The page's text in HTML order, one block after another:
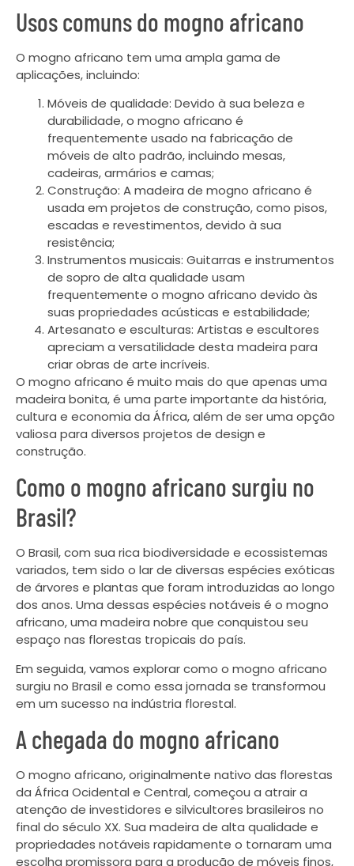
Usos comuns do mogno africano
O mogno africano tem uma ampla gama de
aplicações, incluindo:
Móveis de qualidade: Devido à sua beleza e
durabilidade, o mogno africano é
frequentemente usado na fabricação de
móveis de alto padrão, incluindo mesas,
cadeiras, armários e camas;
Construção: A madeira de mogno africano é
usada em projetos de construção, como pisos,
escadas e revestimentos, devido à sua
resistência;
Instrumentos musicais: Guitarras e instrumentos
de sopro de alta qualidade usam
frequentemente o mogno africano devido às
suas propriedades acústicas e estabilidade;
Artesanato e esculturas: Artistas e escultores
apreciam a versatilidade desta madeira para
criar obras de arte incríveis.
O mogno africano é muito mais do que apenas uma
madeira bonita, é uma parte importante da história,
cultura e economia da África, além de ser uma opção
valiosa para diversos projetos de design e
construção.
Como o mogno africano surgiu no
Brasil?
O Brasil, com sua rica biodiversidade e ecossistemas
variados, tem sido o lar de diversas espécies exóticas
de árvores e plantas que foram introduzidas ao longo
dos anos. Uma dessas espécies notáveis é o mogno
africano, uma madeira nobre que conquistou seu
espaço nas florestas tropicais do país.
Em seguida, vamos explorar como o mogno africano
surgiu no Brasil e como essa jornada se transformou
em um sucesso na indústria florestal.
A chegada do mogno africano
O mogno africano, originalmente nativo das florestas
da África Ocidental e Central, começou a atrair a
atenção de investidores e silvicultores brasileiros no
final do século XX. Sua madeira de alta qualidade e
propriedades notáveis rapidamente o tornaram uma
escolha promissora para a produção de móveis finos,